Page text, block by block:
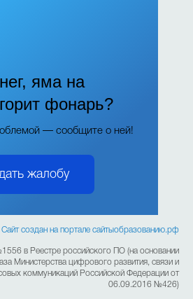
яма на
фонарь?
— сообщите о ней!
жалобу
Сайт создан на портале сайтыобразованию.рф
в Реестре российского ПО (на основании
Министерства цифрового развития, связи и
коммуникаций Российской Федерации от
06.09.2016 №426)